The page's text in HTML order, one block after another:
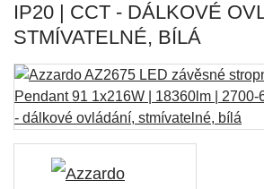
IP20 | CCT - DÁLKOVÉ
STMÍVATELNÉ, BÍLÁ